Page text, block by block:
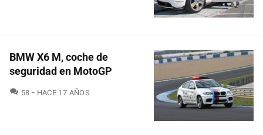
BMW X6 M, coche de
seguridad en MotoGP
58 COMENTARIOS
HACE 17 AÑOS